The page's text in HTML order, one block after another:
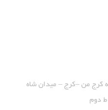
کرج من –کرج – میدان شاه